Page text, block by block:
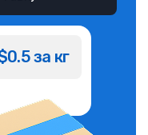
за кг